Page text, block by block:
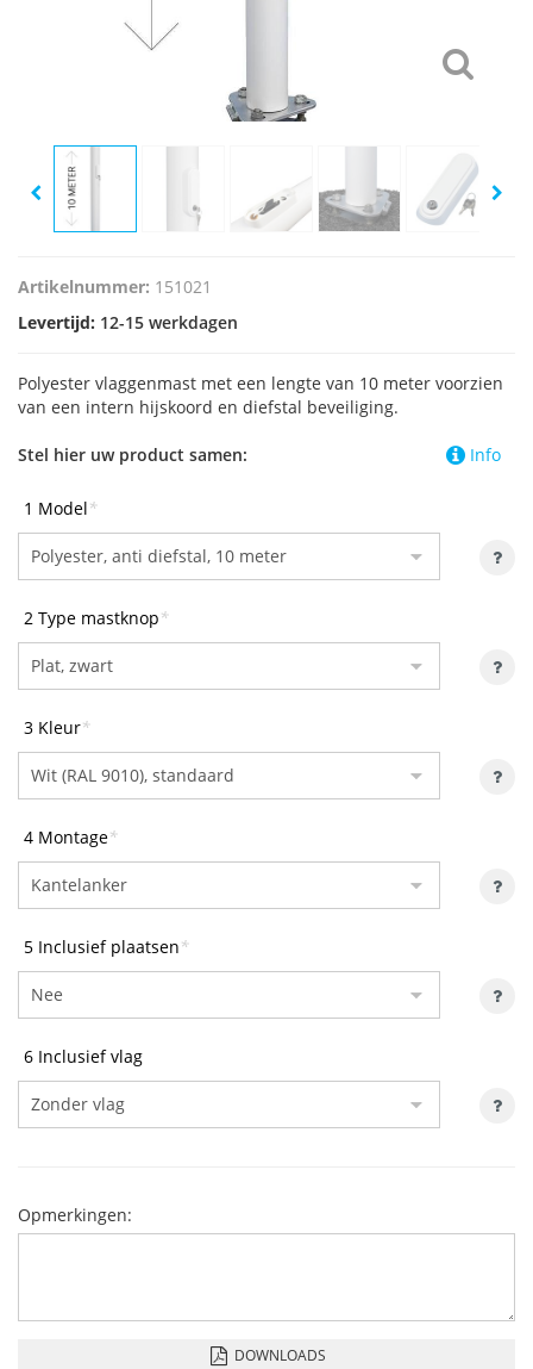
Artikelnummer: 151021
Levertijd: 12-15 werkdagen
Polyester vlaggenmast met een lengte van 10 meter voorzien
van een intern hijskoord en diefstal beveiliging.
Info
Stel hier uw product samen:
1 Model*
2 Type mastknop*
3 Kleur*
4 Montage*
5 Inclusief plaatsen*
6 Inclusief vlag
Opmerkingen:
DOWNLOADS